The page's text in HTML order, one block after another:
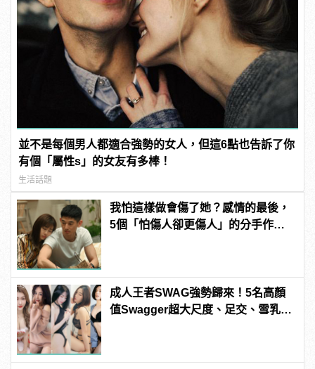
並不是每個男人都適合強勢的女人，但這6點也告訴了你
有個「屬性s」的女友有多棒！
生活話題
我怕這樣做會傷了她？感情的最後，
5個「怕傷人卻更傷人」的分手作為 |
成人王者SWAG強勢歸來！5名高顏
值Swagger超大尺度、足交、雪乳、